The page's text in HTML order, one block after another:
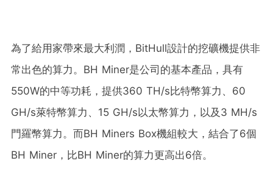
為了給用家帶來最大利潤，BitHull設計的挖礦機提供非
常出色的算力。BH Miner是公司的基本產品，具有
550W的中等功耗，提供360 TH/s比特幣算力、60
GH/s萊特幣算力、15 GH/s以太幣算力，以及3 MH/s
門羅幣算力。而BH Miners Box機組較大，結合了6個
BH Miner，比BH Miner的算力更高出6倍。